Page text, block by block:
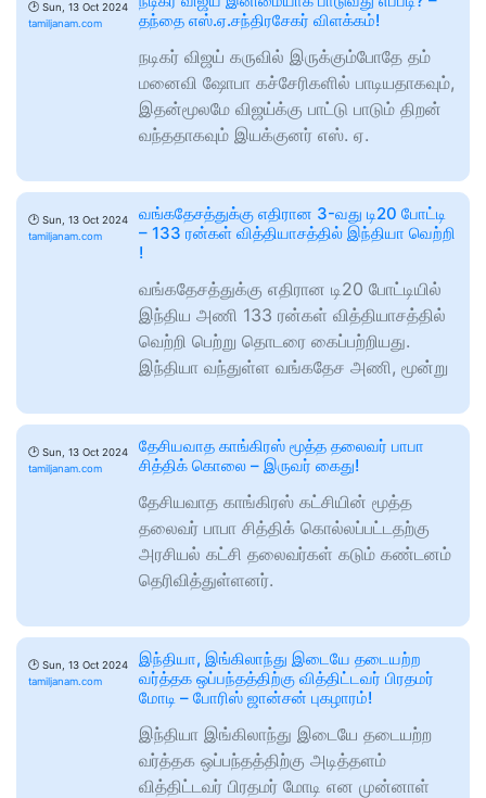
🕑 Sun, 13 Oct 2024
tamiljanam.com
தந்தை எஸ்.ஏ.சந்திரசேகர் விளக்கம்!
நடிகர் விஜய் கருவில் இருக்கும்போதே தம்
மனைவி ஷோபா கச்சேரிகளில் பாடியதாகவும்,
இதன்மூலமே விஜய்க்கு பாட்டு பாடும் திறன்
வந்ததாகவும் இயக்குனர் எஸ். ஏ.
🕑 Sun, 13 Oct 2024
tamiljanam.com
வங்கதேசத்துக்கு எதிரான 3-வது டி20 போட்டி
– 133 ரன்கள் வித்தியாசத்தில் இந்தியா வெற்றி
!
வங்கதேசத்துக்கு எதிரான டி20 போட்டியில்
இந்திய அணி 133 ரன்கள் வித்தியாசத்தில்
வெற்றி பெற்று தொடரை கைப்பற்றியது.
இந்தியா வந்துள்ள வங்கதேச அணி, மூன்று
🕑 Sun, 13 Oct 2024
tamiljanam.com
தேசியவாத காங்கிரஸ் மூத்த தலைவர் பாபா
சித்திக் கொலை – இருவர் கைது!
தேசியவாத காங்கிரஸ் கட்சியின் மூத்த
தலைவர் பாபா சித்திக் கொல்லப்பட்டதற்கு
அரசியல் கட்சி தலைவர்கள் கடும் கண்டனம்
தெரிவித்துள்ளனர்.
🕑 Sun, 13 Oct 2024
tamiljanam.com
இந்தியா, இங்கிலாந்து இடையே தடையற்ற
வர்த்தக ஒப்பந்தத்திற்கு வித்திட்டவர் பிரதமர்
மோடி – போரிஸ் ஜான்சன் புகழாரம்!
இந்தியா இங்கிலாந்து இடையே தடையற்ற
வர்த்தக ஒப்பந்தத்திற்கு அடித்தளம்
வித்திட்டவர் பிரதமர் மோடி என முன்னாள்